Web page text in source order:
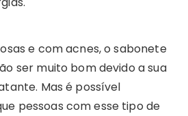
e com acnes, o sabonete
ser muito bom devido a sua
Mas é possível
pessoas com esse tipo de